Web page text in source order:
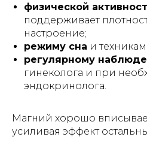
физической
поддерживает
настроение;
режиму сна и
регулярному
гинеколога и при
эндокринолога.
Магний хорошо
усиливая эффект